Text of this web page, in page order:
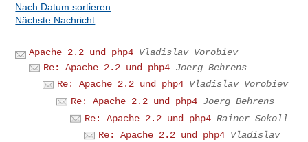
Nach Datum sortieren
Nächste Nachricht
Apache 2.2 und php4 Vladislav Vorobiev
Re: Apache 2.2 und php4 Joerg Behrens
Re: Apache 2.2 und php4 Vladislav Vorobiev
Re: Apache 2.2 und php4 Joerg Behrens
Re: Apache 2.2 und php4 Rainer Sokoll
Re: Apache 2.2 und php4 Vladislav